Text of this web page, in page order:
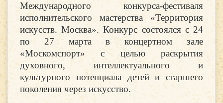
Международного конкурса-фестиваля
исполнительского мастерства «Территория
искусств. Москва». Конкурс состоялся с 24
по 27 марта в концертном зале
«Москомспорт» с целью раскрытия
духовного, интеллектуального и
культурного потенциала детей и старшего
поколения через искусство.